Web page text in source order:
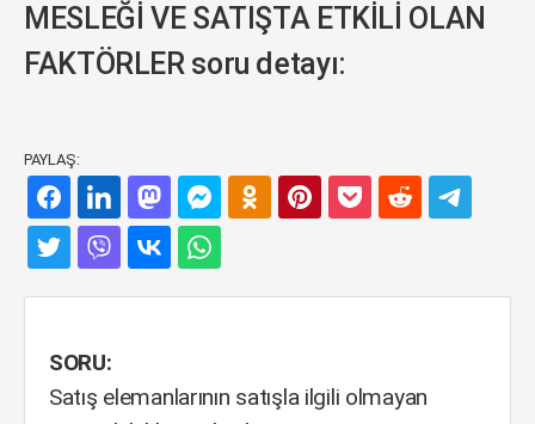
MESLEĞİ VE SATIŞTA ETKİLİ OLAN
FAKTÖRLER soru detayı:
PAYLAŞ:
SORU:
Satış elemanlarının satışla ilgili olmayan